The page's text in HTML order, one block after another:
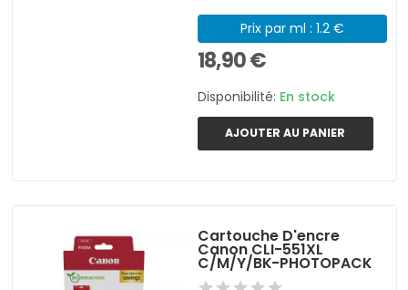
Prix par ml : 1.2 €
18,90 €
Disponibilité: En stock
AJOUTER AU PANIER
Cartouche D'encre
Canon CLI-551XL
C/M/Y/BK-PHOTOPACK